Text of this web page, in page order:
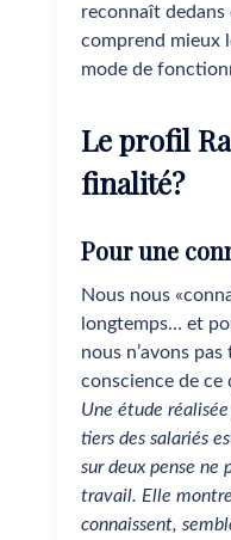
reconnaît
comprend mieux
mode de
Le profil
finalité?
Pour une
Nous nous
longtemps… et
nous n’avons
conscience de ce
Une étude
tiers des salariés
sur deux pense ne
travail. Elle
connaissent,